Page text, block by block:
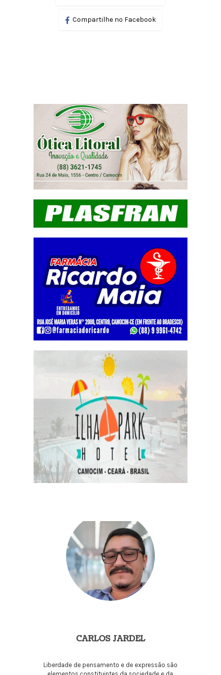
Compartilhe no Facebook
CARLOS JARDEL
Liberdade de pensamento e de expressão são